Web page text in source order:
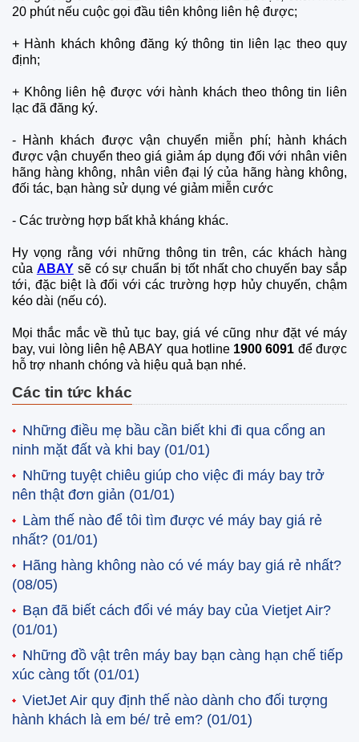
20 phút nếu cuộc gọi đầu tiên không liên hệ được;
+ Hành khách không đăng ký thông tin liên lạc theo quy
định;
+ Không liên hệ được với hành khách theo thông tin liên
lạc đã đăng ký.
- Hành khách được vận chuyển miễn phí; hành khách
được vận chuyển theo giá giảm áp dụng đối với nhân viên
hãng hàng không, nhân viên đại lý của hãng hàng không,
đối tác, bạn hàng sử dụng vé giảm miễn cước
- Các trường hợp bất khả kháng khác.
Hy vọng rằng với những thông tin trên, các khách hàng
của ABAYsẽ có sự chuẩn bị tốt nhất cho chuyến bay sắp
tới, đặc biệt là đối với các trường hợp hủy chuyến, chậm
kéo dài (nếu có).
Mọi thắc mắc về thủ tục bay, giá vé cũng như đặt vé máy
bay, vui lòng liên hệ ABAY qua hotline1900 6091 để được
hỗ trợ nhanh chóng và hiệu quả bạn nhé.
Các tin tức khác
Những điều mẹ bầu cần biết khi đi qua cổng an
ninh mặt đất và khi bay (01/01)
Những tuyệt chiêu giúp cho việc đi máy bay trở
nên thật đơn giản (01/01)
Làm thế nào để tôi tìm được vé máy bay giá rẻ
nhất? (01/01)
Hãng hàng không nào có vé máy bay giá rẻ nhất?
(08/05)
Bạn đã biết cách đổi vé máy bay của Vietjet Air?
(01/01)
Những đồ vật trên máy bay bạn càng hạn chế tiếp
xúc càng tốt (01/01)
VietJet Air quy định thế nào dành cho đối tượng
hành khách là em bé/ trẻ em? (01/01)